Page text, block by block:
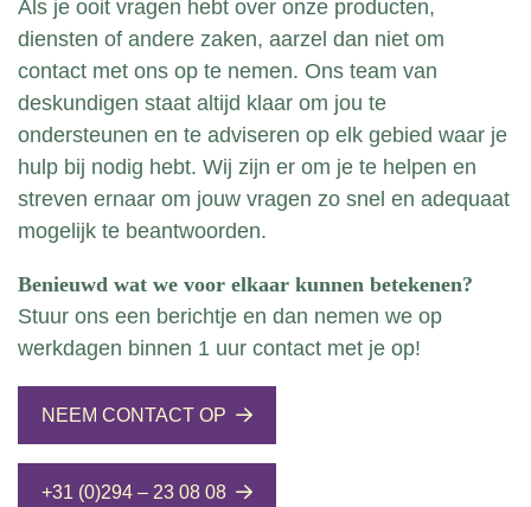
Als je ooit vragen hebt over onze producten,
diensten of andere zaken, aarzel dan niet om
contact met ons op te nemen. Ons team van
deskundigen staat altijd klaar om jou te
ondersteunen en te adviseren op elk gebied waar je
hulp bij nodig hebt. Wij zijn er om je te helpen en
streven ernaar om jouw vragen zo snel en adequaat
mogelijk te beantwoorden.
Benieuwd wat we voor elkaar kunnen betekenen?
Stuur ons een berichtje en dan nemen we op
werkdagen binnen 1 uur contact met je op!
NEEM CONTACT OP
+31 (0)294 – 23 08 08